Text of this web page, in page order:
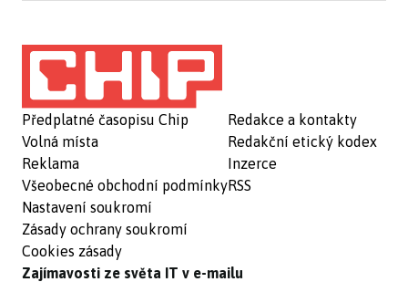
Předplatné časopisu Chip
Volná místa
Reklama
Všeobecné obchodní podmínky
Nastavení soukromí
Zásady ochrany soukromí
Cookies zásady
Redakce a kontakty
Redakční etický kodex
Inzerce
RSS
Zajímavosti ze světa IT v e-mailu